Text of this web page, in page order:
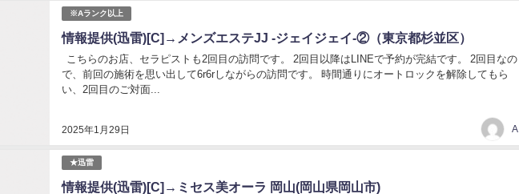
※Aランク以上
情報提供(迅雷)[C]→メンズエステJJ -ジェイジェイ-②（東京都杉並区）
2025年1月29日
こちらのお店、セラピストも2回目の訪問です。 2回目以降はLINEで予約が完結です。 2回目なの
で、前回の施術を思い出して6r6rしながらの訪問です。 時間通りにオートロックを解除してもら
い、2回目のご対面...
A
★迅雷
情報提供(迅雷)[C]→ミセス美オーラ 岡山(岡山県岡山市)